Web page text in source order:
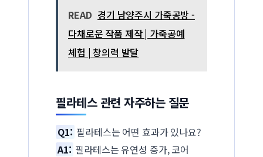
READ 경기 남양주시 가죽공방 -
다채로운 작품 제작 | 가죽공예
체험 | 창의력 발달
필라테스 관련 자주하는 질문
Q1: 필라테스는 어떤 효과가 있나요?
A1: 필라테스는 유연성 증가, 코어